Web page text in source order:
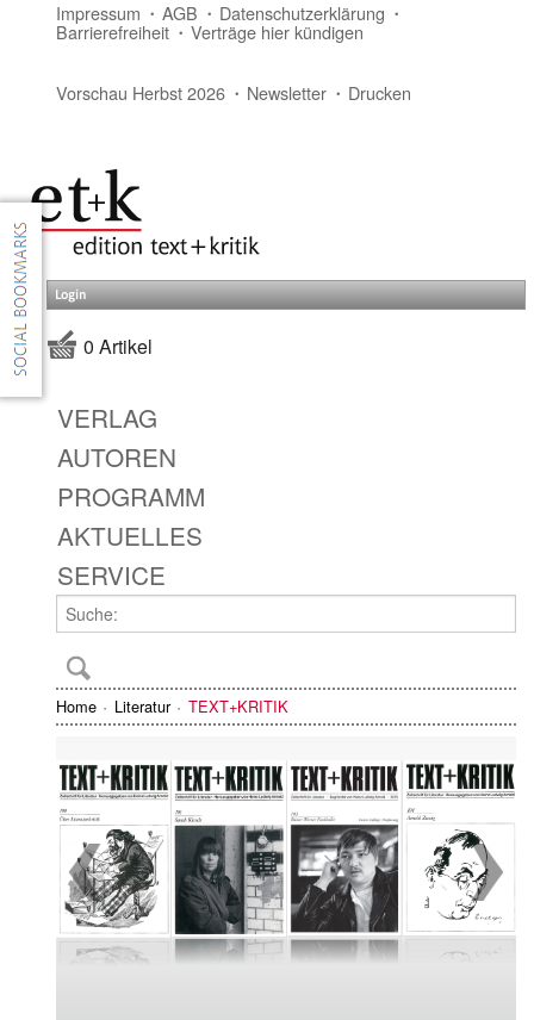
Impressum AGB Datenschutzerklärung
Barrierefreiheit Verträge hier kündigen
Vorschau Herbst 2026 Newsletter Drucken
Login
0 Artikel
VERLAG
AUTOREN
PROGRAMM
AKTUELLES
SERVICE
Home Literatur TEXT+KRITIK